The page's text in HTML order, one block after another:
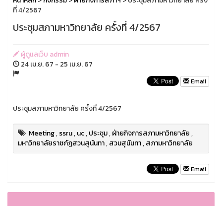
ที่ 4/2567
ประชุมสภามหาวิทยาลัย ครั้งที่ 4/2567
ผู้ดูแลเว็บ admin
24 เม.ย. 67 - 25 เม.ย. 67
Email
ประชุมสภามหาวิทยาลัย ครั้งที่ 4/2567
Meeting,ssru,uc,ประชุม,ฝ่ายกิจการสภามหาวิทยาลัย,
มหาวิทยาลัยราชภัฏสวนสุนันทา,สวนสุนันทา,สภามหาวิทยาลัย
Email